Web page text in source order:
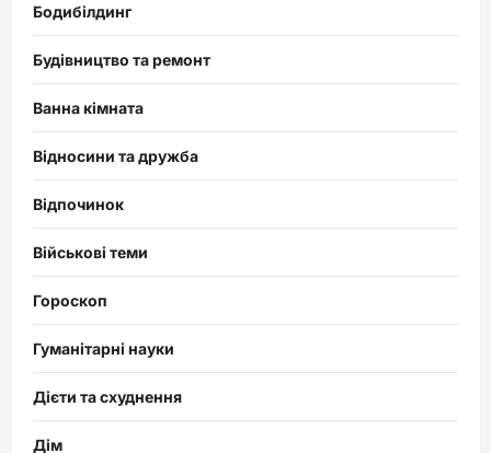
Бодибілдинг
Будівництво та ремонт
Ванна кімната
Відносини та дружба
Відпочинок
Військові теми
Гороскоп
Гуманітарні науки
Дієти та схуднення
Дім